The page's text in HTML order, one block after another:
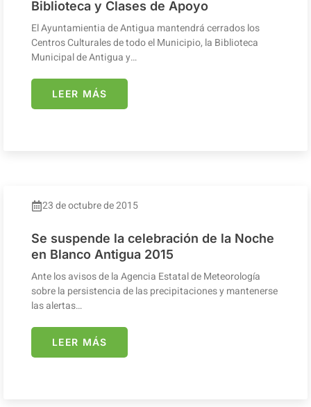
Biblioteca y Clases de Apoyo
El Ayuntamientia de Antigua mantendrá cerrados los
Centros Culturales de todo el Municipio, la Biblioteca
Municipal de Antigua y…
LEER MÁS
23 de octubre de 2015
Se suspende la celebración de la Noche
en Blanco Antigua 2015
Ante los avisos de la Agencia Estatal de Meteorología
sobre la persistencia de las precipitaciones y mantenerse
las alertas…
LEER MÁS